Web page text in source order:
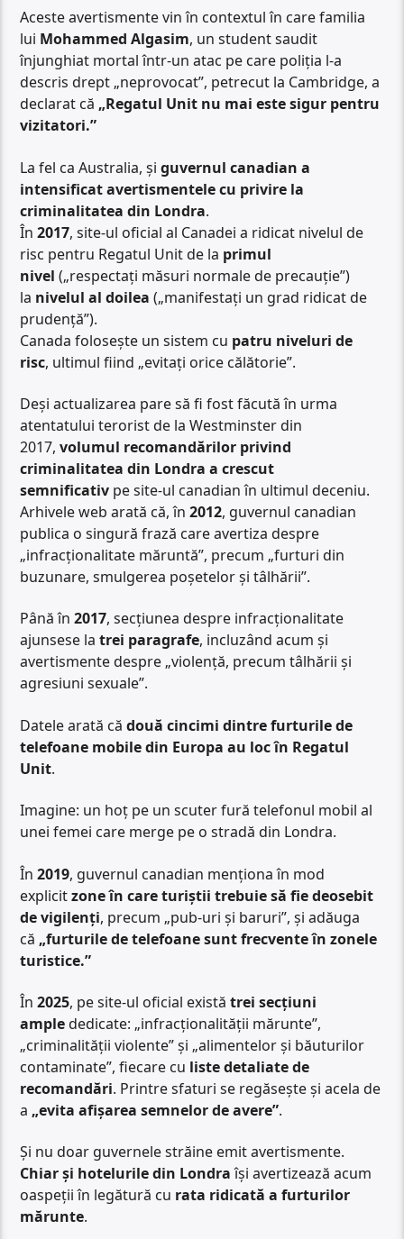
Aceste avertismente vin în contextul în care familia
lui Mohammed Algasim, un student saudit
înjunghiat mortal într-un atac pe care poliția l-a
descris drept „neprovocat”, petrecut la Cambridge, a
declarat că „Regatul Unit nu mai este sigur pentru
vizitatori.”
La fel ca Australia, șiguvernul canadian a
intensificat avertismentele cu privire la
criminalitatea din Londra.
În2017, site-ul oficial al Canadei a ridicat nivelul de
risc pentru Regatul Unit de la primul
nivel („respectați măsuri normale de precauție”)
la nivelul al doilea („manifestați un grad ridicat de
prudență”).
Canada folosește un sistem cu patru niveluri de
risc, ultimul fiind „evitați orice călătorie”.
Deși actualizarea pare să fi fost făcută în urma
atentatului terorist de la Westminster din
2017,volumul recomandărilor privind
criminalitatea din Londra a crescut
semnificativ pe site-ul canadian în ultimul deceniu.
Arhivele web arată că, în2012, guvernul canadian
publica o singură frază care avertiza despre
„infracționalitate măruntă”, precum „furturi din
buzunare, smulgerea poșetelor și tâlhării”.
Până în2017, secțiunea despre infracționalitate
ajunsese latrei paragrafe, incluzând acum și
avertismente despre „violență, precum tâlhării și
agresiuni sexuale”.
Datele arată cădouă cincimi dintre furturile de
telefoane mobile din Europa au loc în Regatul
Unit.
Imagine: un hoț pe un scuter fură telefonul mobil al
unei femei care merge pe o stradă din Londra.
În2019, guvernul canadian menționa în mod
explicitzone în care turiștii trebuie să fie deosebit
de vigilenți, precum „pub-uri și baruri”, și adăuga
că „furturile de telefoane sunt frecvente în zonele
turistice.”
În2025, pe site-ul oficial existătrei secțiuni
amplededicate: „infracționalității mărunte”,
„criminalității violente” și „alimentelor și băuturilor
contaminate”, fiecare cu liste detaliate de
recomandări. Printre sfaturi se regăsește și acela de
a „evita afișarea semnelor de avere”.
Și nu doar guvernele străine emit avertismente.
Chiar și hotelurile din Londraîși avertizează acum
oaspeții în legătură cu rata ridicată a furturilor
mărunte.